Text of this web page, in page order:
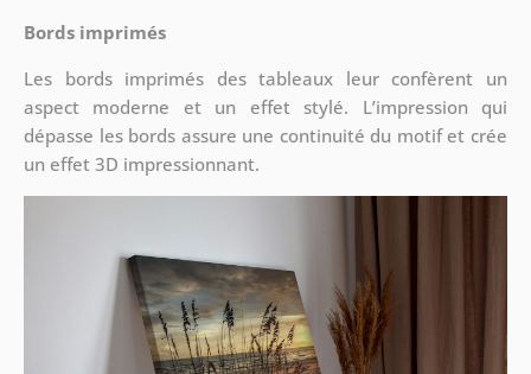
Bords imprimés
Les bords imprimés des tableaux leur confèrent un
aspect moderne et un effet stylé. L’impression qui
dépasse les bords assure une continuité du motif et crée
un effet 3D impressionnant.